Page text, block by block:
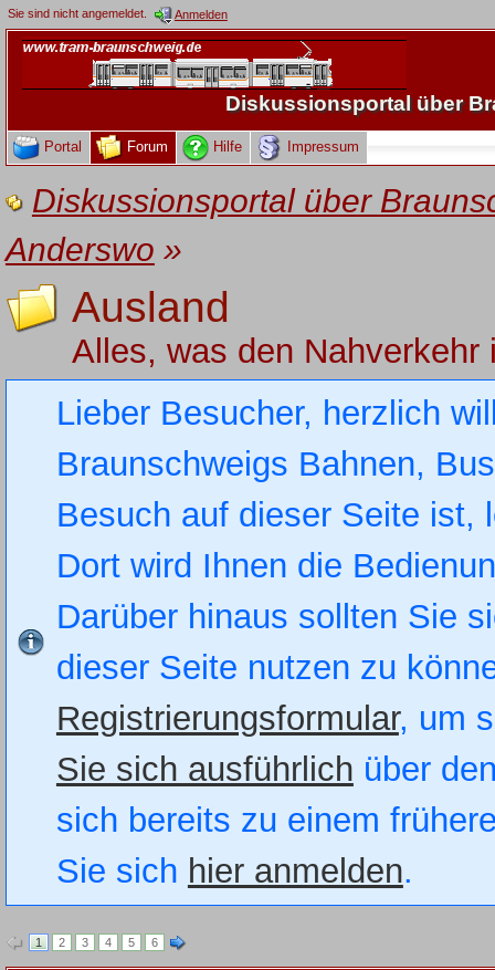
Sie sind nicht angemeldet. Anmelden
Diskussionsportal über
Portal Forum Hilfe Impressum
Diskussionsportal über
Anderswo »
Ausland
Alles, was den Nahverkehr
Lieber Besucher, herzlich
Braunschweigs Bahnen,
Besuch auf dieser Seite
Dort wird Ihnen die
Darüber hinaus sollten Sie
dieser Seite nutzen zu
Registrierungsformular, um
Sie sich ausführlich über
sich bereits zu einem
Sie sich hier anmelden.
1 2 3 4 5 6